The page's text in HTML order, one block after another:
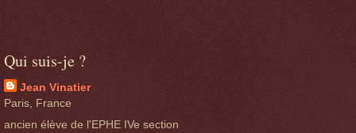
Qui suis-je ?
Jean Vinatier
Paris, France
ancien élève de l'EPHE IVe section